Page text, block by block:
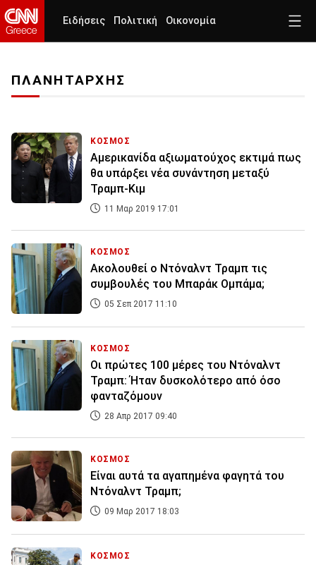
Ειδήσεις Πολιτική Οικονομία
ΠΛΑΝΗΤΑΡΧΗΣ
ΚΟΣΜΟΣ
Αμερικανίδα αξιωματούχος εκτιμά πως
θα υπάρξει νέα συνάντηση μεταξύ
Τραμπ-Κιμ
11 Μαρ 2019 17:01
ΚΟΣΜΟΣ
Ακολουθεί ο Ντόναλντ Τραμπ τις
συμβουλές του Μπαράκ Ομπάμα;
05 Σεπ 2017 11:10
ΚΟΣΜΟΣ
Οι πρώτες 100 μέρες του Ντόναλντ
Τραμπ: Ήταν δυσκολότερο από όσο
φανταζόμουν
28 Απρ 2017 09:40
ΚΟΣΜΟΣ
Είναι αυτά τα αγαπημένα φαγητά του
Ντόναλντ Τραμπ;
09 Μαρ 2017 18:03
ΚΟΣΜΟΣ